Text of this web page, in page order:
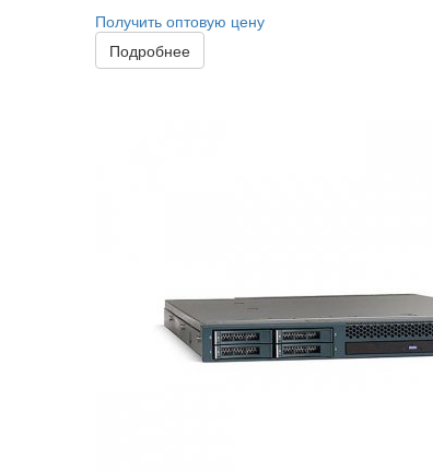
Получить оптовую цену
Подробнее